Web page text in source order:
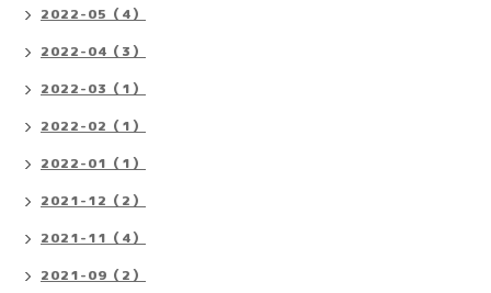
2022-05（4）
2022-04（3）
2022-03（1）
2022-02（1）
2022-01（1）
2021-12（2）
2021-11（4）
2021-09（2）